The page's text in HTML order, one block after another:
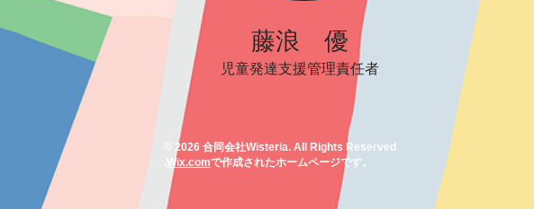
​藤浪 優
​児童発達支援管理責任者
© 2026 合同会社Wisteria. All Rights Reserved
.Wix.comで作成されたホームページです。